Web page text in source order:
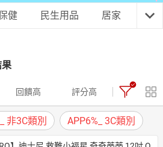
店推薦
腦
讀器
店推薦
電 運動休閒 親子玩具
健 民生用品 居家 3C
果
回饋高 評分高
非3C類別 APP6%_ 3C類別